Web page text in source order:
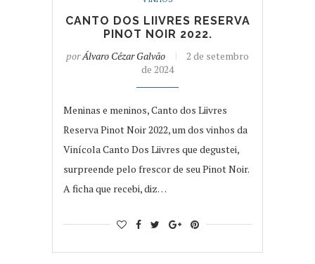
CANTO DOS LIIVRES RESERVA
PINOT NOIR 2022.
porÁlvaro Cézar Galvão
2 de setembro
de 2024
Meninas e meninos, Canto dos Liivres
Reserva Pinot Noir 2022, um dos vinhos da
Vinícola Canto Dos Liivres que degustei,
surpreende pelo frescor de seu Pinot Noir.
A ficha que recebi, diz…